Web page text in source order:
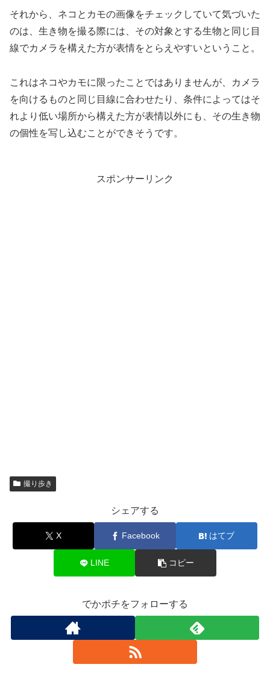
それから、ネコとカモの画像をチェックしていて気づいた
のは、生き物を撮る際には、その対象とする生物と同じ目
線でカメラを構えた方が表情をとらえやすいということ。
これはネコやカモに限ったことではありませんが、カメラ
を向けるものと同じ目線に合わせたり、条件によってはそ
れより低い場所から構えた方が表情以外にも、その生き物
の個性を写し込むことができそうです。
スポンサーリンク
撮り歩き
シェアする
X Facebook はてブ
LINE コピー
でかポチをフォローする